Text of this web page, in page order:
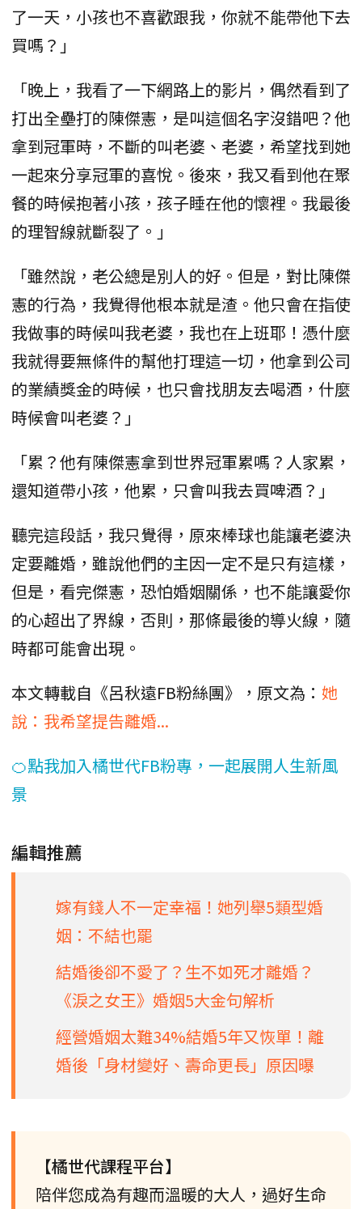
了一天，小孩也不喜歡跟我，你就不能帶他下去
買嗎？」
「晚上，我看了一下網路上的影片，偶然看到了
打出全壘打的陳傑憲，是叫這個名字沒錯吧？他
拿到冠軍時，不斷的叫老婆、老婆，希望找到她
一起來分享冠軍的喜悅。後來，我又看到他在聚
餐的時候抱著小孩，孩子睡在他的懷裡。我最後
的理智線就斷裂了。」
「雖然說，老公總是別人的好。但是，對比陳傑
憲的行為，我覺得他根本就是渣。他只會在指使
我做事的時候叫我老婆，我也在上班耶！憑什麼
我就得要無條件的幫他打理這一切，他拿到公司
的業績獎金的時候，也只會找朋友去喝酒，什麼
時候會叫老婆？」
「累？他有陳傑憲拿到世界冠軍累嗎？人家累，
還知道帶小孩，他累，只會叫我去買啤酒？」
聽完這段話，我只覺得，原來棒球也能讓老婆決
定要離婚，雖說他們的主因一定不是只有這樣，
但是，看完傑憲，恐怕婚姻關係，也不能讓愛你
的心超出了界線，否則，那條最後的導火線，隨
時都可能會出現。
本文轉載自《呂秋遠FB粉絲團》，原文為： 她
說：我希望提告離婚...
🍊點我加入橘世代FB粉專，一起展開人生新風
景
編輯推薦
嫁有錢人不一定幸福！她列舉5類型婚
姻：不結也罷
結婚後卻不愛了？生不如死才離婚？
《淚之女王》婚姻5大金句解析
經營婚姻太難34%結婚5年又恢單！離
婚後「身材變好、壽命更長」原因曝
【橘世代課程平台】
陪伴您成為有趣而溫暖的大人，過好生命